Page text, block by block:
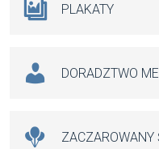
PLAKATY
DORADZTWO
ZACZAROWANY